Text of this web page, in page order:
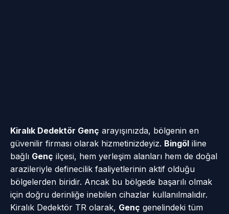
Kiralık Dedektör Genç arayışınızda, bölgenin en
güvenilir firması olarak hizmetinizdeyiz. Bingöl iline
bağlı Genç ilçesi, hem yerleşim alanları hem de doğal
arazileriyle definecilik faaliyetlerinin aktif olduğu
bölgelerden biridir. Ancak bu bölgede başarılı olmak
için doğru derinliğe inebilen cihazlar kullanılmalıdır.
Kiralık Dedektör TR olarak, Genç genelindeki tüm